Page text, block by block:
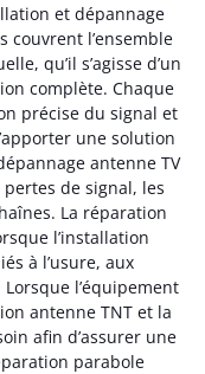
et dépannage
couvrent l’ensemble
qu’il s’agisse d’un
complète. Chaque
précise du signal et
une solution
antenne TV
de signal, les
La réparation
l’installation
à l’usure, aux
l’équipement
antenne TNT et la
afin d’assurer une
parabole